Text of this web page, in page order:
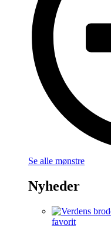
Se alle mønstre
Nyheder
favorit